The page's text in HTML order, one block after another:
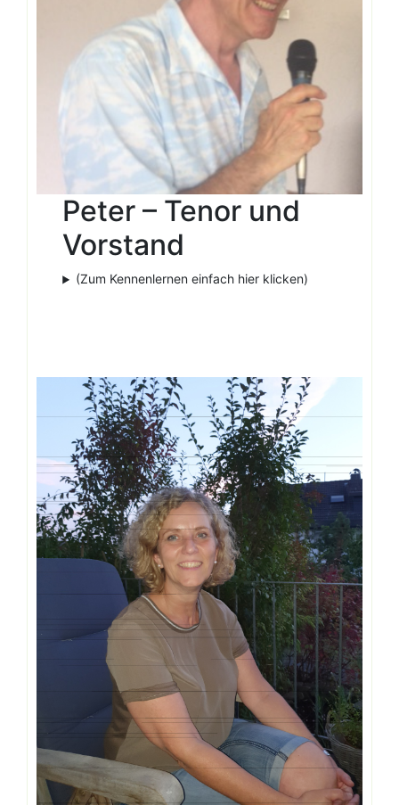
Peter – Tenor und
Vorstand
(Zum Kennenlernen einfach hier klicken)